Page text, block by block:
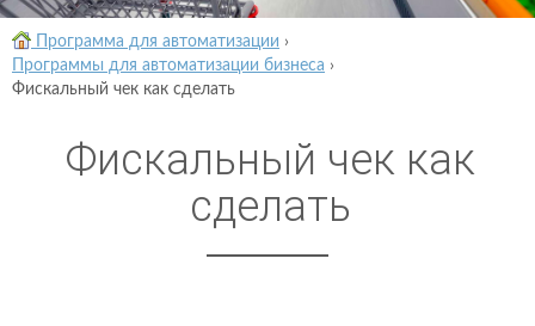
Программа для автоматизации ›
Программы для автоматизации бизнеса ›
Фискальный чек как сделать
Фискальный чек как
сделать